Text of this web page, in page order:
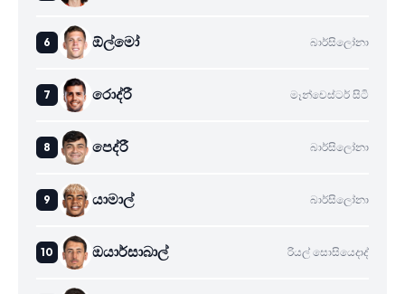
ඕල්මෝ බාර්සිලෝනා
රොද්රී මෑන්චෙස්ටර් සිටි
පෙද්රී බාර්සිලෝනා
යාමාල් බාර්සිලෝනා
ඔයාර්සාබාල් රියල් සොසියෙදාද්